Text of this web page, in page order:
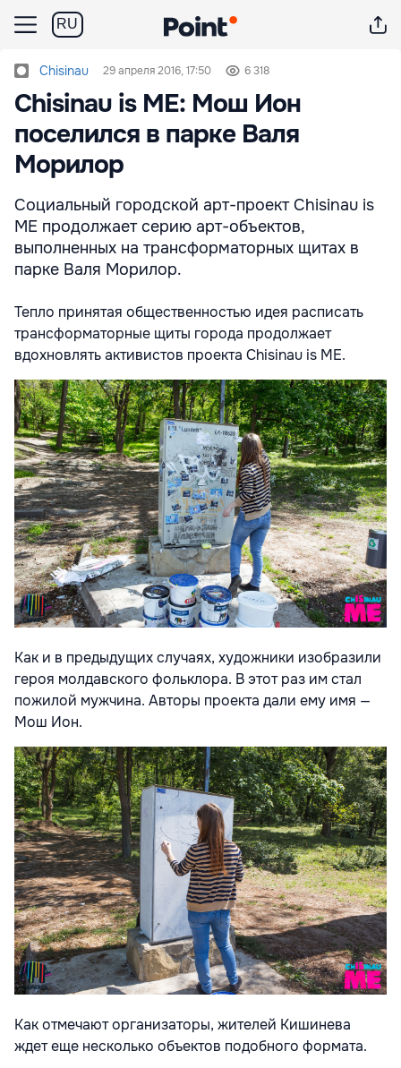
RU
Chisinau 29 апреля 2016, 17:50 6 318
Chisinau is ME: Мош Ион
поселился в парке Валя
Морилор
Социальный городской арт-проект Chisinau is
ME продолжает серию арт-объектов,
выполненных на трансформаторных щитах в
парке Валя Морилор.
Тепло принятая общественностью идея расписать
трансформаторные щиты города продолжает
вдохновлять активистов проекта Chisinau is ME.
Как и в предыдущих случаях, художники изобразили
героя молдавского фольклора. В этот раз им стал
пожилой мужчина. Авторы проекта дали ему имя —
Мош Ион.
Как отмечают организаторы, жителей Кишинева
ждет еще несколько объектов подобного формата.